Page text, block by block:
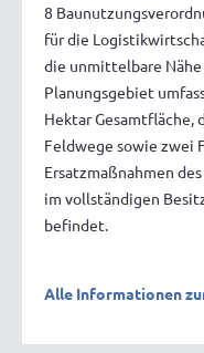
8
für die
die unmittelbare Nähe
Planungsgebiet
Hektar Gesamtfläche,
Feldwege sowie zwei
Ersatzmaßnahmen
im vollständigen
befindet.
Alle Informationen